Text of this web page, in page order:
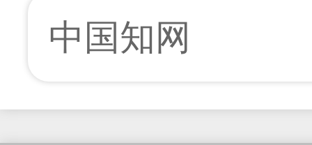
中国知网